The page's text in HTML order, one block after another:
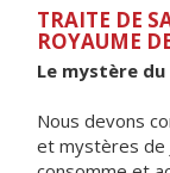
TRAITE DE
ROYAUME
Le mystère
Nous devons
et mystères de